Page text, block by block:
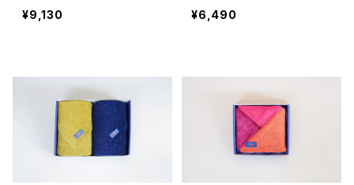
¥9,130
ーフタオル×1
¥6,490